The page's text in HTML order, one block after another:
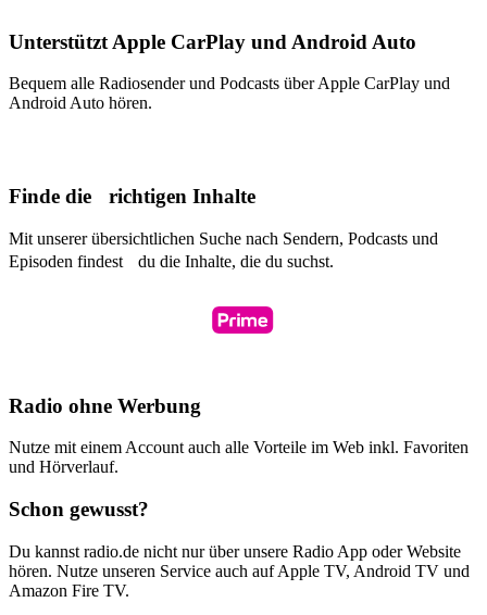
Unterstützt Apple CarPlay und Android Auto
Bequem alle Radiosender und Podcasts über Apple CarPlay und
Android Auto hören.
Finde die richtigen Inhalte
Mit unserer übersichtlichen Suche nach Sendern, Podcasts und
Episoden findest du die Inhalte, die du suchst.
Radio ohne Werbung
Nutze mit einem Account auch alle Vorteile im Web inkl. Favoriten
und Hörverlauf.
Schon gewusst?
Du kannst radio.de nicht nur über unsere Radio App oder Website
hören. Nutze unseren Service auch auf Apple TV, Android TV und
Amazon Fire TV.